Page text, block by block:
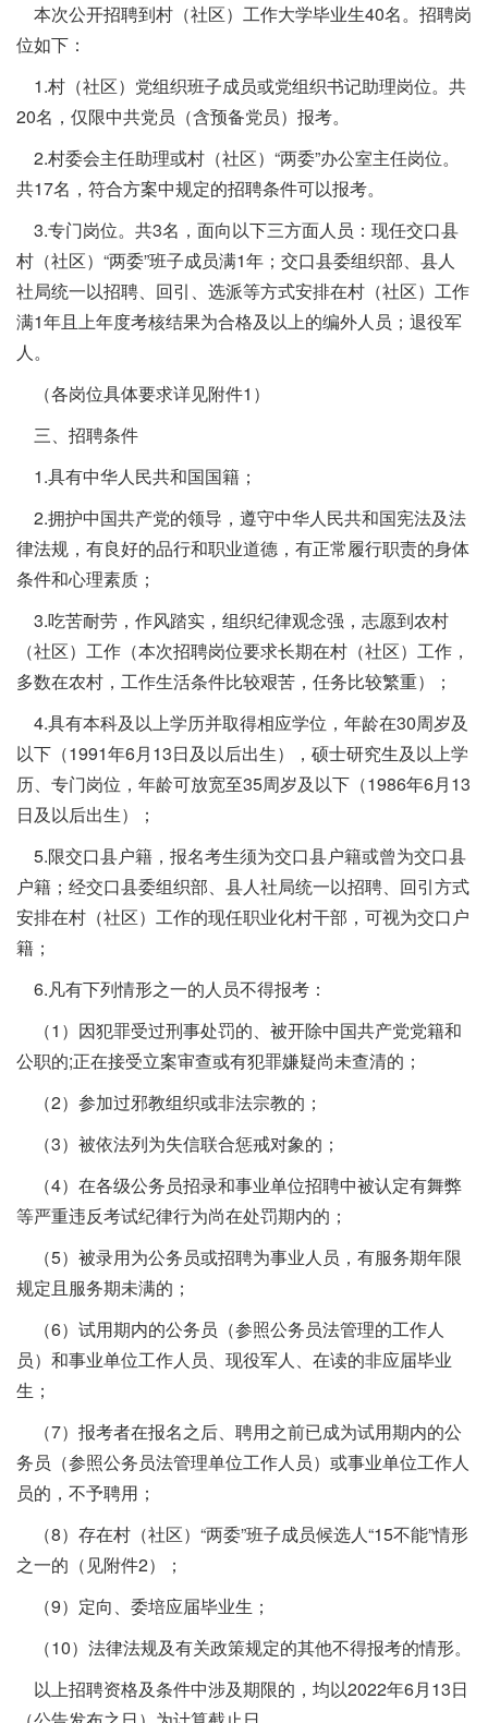
本次公开招聘到村（社区）工作大学毕业生40名。招聘岗
位如下：
1.村（社区）党组织班子成员或党组织书记助理岗位。共
20名，仅限中共党员（含预备党员）报考。
2.村委会主任助理或村（社区）“两委”办公室主任岗位。
共17名，符合方案中规定的招聘条件可以报考。
3.专门岗位。共3名，面向以下三方面人员：现任交口县
村（社区）“两委”班子成员满1年；交口县委组织部、县人
社局统一以招聘、回引、选派等方式安排在村（社区）工作
满1年且上年度考核结果为合格及以上的编外人员；退役军
人。
（各岗位具体要求详见附件1）
三、招聘条件
1.具有中华人民共和国国籍；
2.拥护中国共产党的领导，遵守中华人民共和国宪法及法
律法规，有良好的品行和职业道德，有正常履行职责的身体
条件和心理素质；
3.吃苦耐劳，作风踏实，组织纪律观念强，志愿到农村
（社区）工作（本次招聘岗位要求长期在村（社区）工作，
多数在农村，工作生活条件比较艰苦，任务比较繁重）；
4.具有本科及以上学历并取得相应学位，年龄在30周岁及
以下（1991年6月13日及以后出生），硕士研究生及以上学
历、专门岗位，年龄可放宽至35周岁及以下（1986年6月13
日及以后出生）；
5.限交口县户籍，报名考生须为交口县户籍或曾为交口县
户籍；经交口县委组织部、县人社局统一以招聘、回引方式
安排在村（社区）工作的现任职业化村干部，可视为交口户
籍；
6.凡有下列情形之一的人员不得报考：
（1）因犯罪受过刑事处罚的、被开除中国共产党党籍和
公职的;正在接受立案审查或有犯罪嫌疑尚未查清的；
（2）参加过邪教组织或非法宗教的；
（3）被依法列为失信联合惩戒对象的；
（4）在各级公务员招录和事业单位招聘中被认定有舞弊
等严重违反考试纪律行为尚在处罚期内的；
（5）被录用为公务员或招聘为事业人员，有服务期年限
规定且服务期未满的；
（6）试用期内的公务员（参照公务员法管理的工作人
员）和事业单位工作人员、现役军人、在读的非应届毕业
生；
（7）报考者在报名之后、聘用之前已成为试用期内的公
务员（参照公务员法管理单位工作人员）或事业单位工作人
员的，不予聘用；
（8）存在村（社区）“两委”班子成员候选人“15不能”情形
之一的（见附件2）；
（9）定向、委培应届毕业生；
（10）法律法规及有关政策规定的其他不得报考的情形。
以上招聘资格及条件中涉及期限的，均以2022年6月13日